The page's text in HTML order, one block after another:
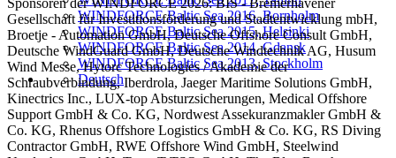
WINDFORCE Baltic Sea 2016, Bornholm
WINDFORCE Baltic Sea 2015, Helsinki
WINDFORCE Baltic Sea 2014, Gdansk
WINDFORCE Baltic Sea 2013, Stockholm
Deutsch
Sponsoren der WINDFORCE 2026: BIS - Bremerhavener
Gesellschaft für Investitionsförderung und Stadtentwicklung mbH,
Broetje - Automation GmbH, Deutsche Offshore Consult GmbH,
Deutsche WindGuard GmbH, Deutsche Windtechnik AG, Husum
Wind Messe, Hytorc Technologies / Akademie der
Schraubverbindung, Iberdrola, Jaeger Maritime Solutions GmbH,
Kinectrics Inc., LUX-top Absturzsicherungen, Medical Offshore
Support GmbH & Co. KG, Nordwest Assekuranzmakler GmbH &
Co. KG, Rhenus Offshore Logistics GmbH & Co. KG, RS Diving
Contractor GmbH, RWE Offshore Wind GmbH, Steelwind